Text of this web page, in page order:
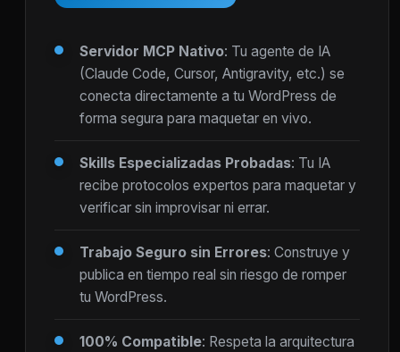
Servidor MCP Nativo: Tu agente de IA
(Claude Code, Cursor, Antigravity, etc.) se
conecta directamente a tu WordPress de
forma segura para maquetar en vivo.
Skills Especializadas Probadas: Tu IA
recibe protocolos expertos para maquetar y
verificar sin improvisar ni errar.
Trabajo Seguro sin Errores: Construye y
publica en tiempo real sin riesgo de romper
tu WordPress.
100% Compatible: Respeta la arquitectura